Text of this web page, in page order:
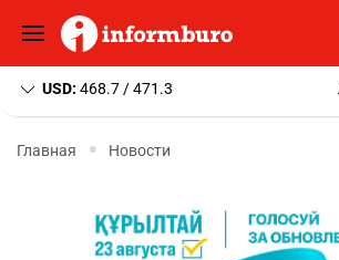
USD: 468.7 / 471.3
Главная Новости